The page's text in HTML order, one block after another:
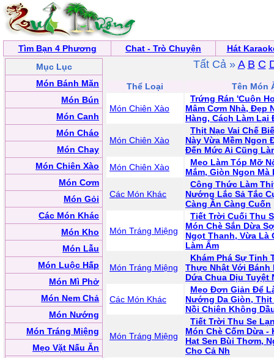
Tìm Bạn 4 Phương Chat - Trò Chuyện
Hát
Mục Lục
Món Bánh Mặn
Món Bún
Món Canh
Món Cháo
Món Chay
Món Chiên Xào
Món Cơm
Món Gỏi
Các Món Khác
Món Kho
Món Lẫu
Món Luộc Hấp
Món Mì Phở
Món Nem Chả
Món Nướng
Món Tráng Miệng
Mẹo Vặt Nấu Ăn
Tất Cả » A B C
Thể Loại Tên Món
Món Chiên Xào
Trứng Rán 'Cuộn
Mâm Cơm Nhà, Đẹp
Hàng, Cách Làm Lại
Món Chiên Xào
Thịt Nạc Vai Chế
Này Vừa Mềm Ngon
Đến Mức Ai Cũng
Món Chiên Xào
Mẹo Làm Tóp Mỡ
Mắm, Giòn Ngon Mà
Các Món Khác
Công Thức Làm
Nướng Lắc Sả Tắc
Càng Ăn Càng Cuốn
Món Tráng Miệng
Tiết Trời Cuối Thu
Món Chè Sắn Dừa
Ngọt Thanh, Vừa Là
Làm Ấm
Món Tráng Miệng
Khám Phá Sự Tinh
Thực Nhật Với Bánh
Dứa Chua Dịu Tuyệt
Các Món Khác
Mẹo Đơn Giản Để
Nướng Da Giòn,
Nồi Chiên Không
Món Tráng Miệng
Tiết Trời Thu Se
Món Chè Cốm Dừa -
Hạt Sen Bùi Thơm,
Cho Cả Nh